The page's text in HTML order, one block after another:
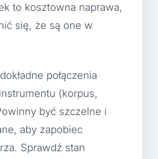
to kosztowna naprawa,
się, że są one w
połączenia
(korpus,
być szczelne i
aby zapobiec
Sprawdź stan